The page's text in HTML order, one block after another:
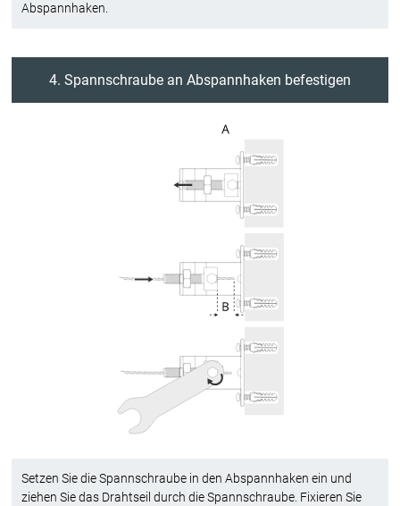
Abspannhaken.
4. Spannschraube an Abspannhaken befestigen
Setzen Sie die Spannschraube in den Abspannhaken ein und
ziehen Sie das Drahtseil durch die Spannschraube. Fixieren Sie